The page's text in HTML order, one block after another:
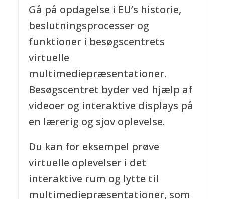
Gå på opdagelse i EU’s historie,
beslutningsprocesser og
funktioner i besøgscentrets
virtuelle
multimediepræsentationer.
Besøgscentret byder ved hjælp af
videoer og interaktive displays på
en lærerig og sjov oplevelse.
Du kan for eksempel prøve
virtuelle oplevelser i det
interaktive rum og lytte til
multimediepræsentationer, som